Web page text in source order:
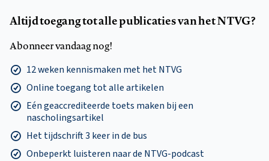
Altijd toegang tot alle publicaties van het NTVG?
Abonneer vandaag nog!
12 weken kennismaken met het NTVG
Online toegang tot alle artikelen
Eén geaccrediteerde toets maken bij een
nascholingsartikel
Het tijdschrift 3 keer in de bus
Onbeperkt luisteren naar de NTVG-podcast